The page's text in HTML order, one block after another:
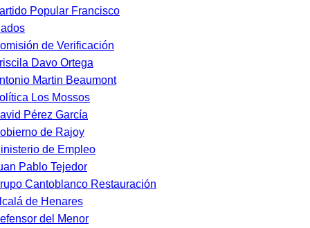
Popular Francisco
de Verificación
Davo Ortega
Martin Beaumont
Los Mossos
Pérez García
de Rajoy
de Empleo
Pablo Tejedor
Cantoblanco Restauración
de Henares
del Menor